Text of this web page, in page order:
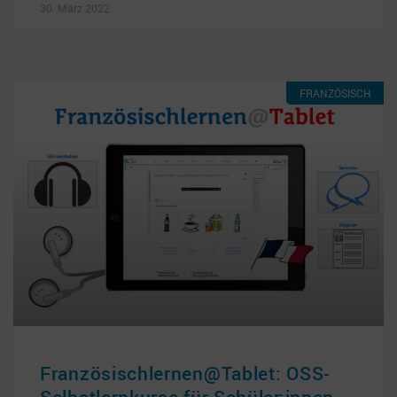
30. März 2022
FRANZÖSISCH
Französischlernen@Tablet: OSS-